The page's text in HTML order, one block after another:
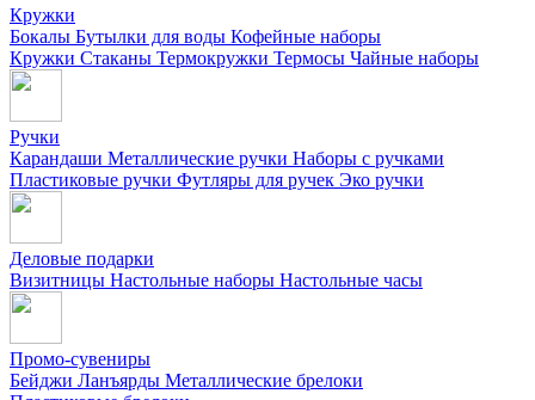
Кружки
Бокалы Бутылки для воды Кофейные наборы
Кружки Стаканы Термокружки Термосы Чайные наборы
Ручки
Карандаши Металлические ручки Наборы с ручками
Пластиковые ручки Футляры для ручек Эко ручки
Деловые подарки
Визитницы Настольные наборы Настольные часы
Промо-сувениры
Бейджи Ланъярды Металлические брелоки